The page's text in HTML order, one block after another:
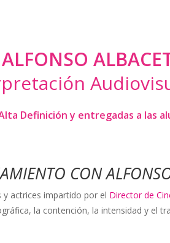
ALFONSO
Definición y entregadas a las
CON
actrices impartido por el Director de
la contención, la intensidad y el